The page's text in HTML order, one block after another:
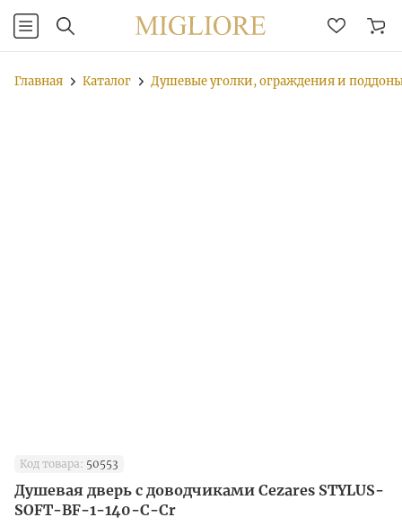
Главная Каталог Душевые уголки, ограждения и
Код товара: 50553
Душевая дверь с доводчиками Cezares STYLUS-
SOFT-BF-1-140-C-Cr